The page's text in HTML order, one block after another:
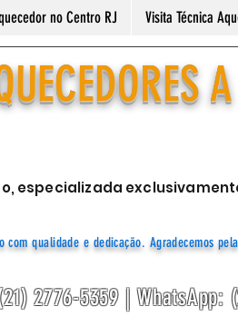
no Centro RJ Visita Técnica
A
especializada
qualidade e dedicação. Agradecemos
2776-5359 | WhatsApp: